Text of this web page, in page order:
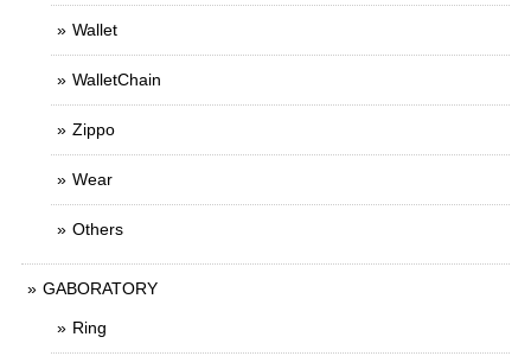
Wallet
WalletChain
Zippo
Wear
Others
GABORATORY
Ring